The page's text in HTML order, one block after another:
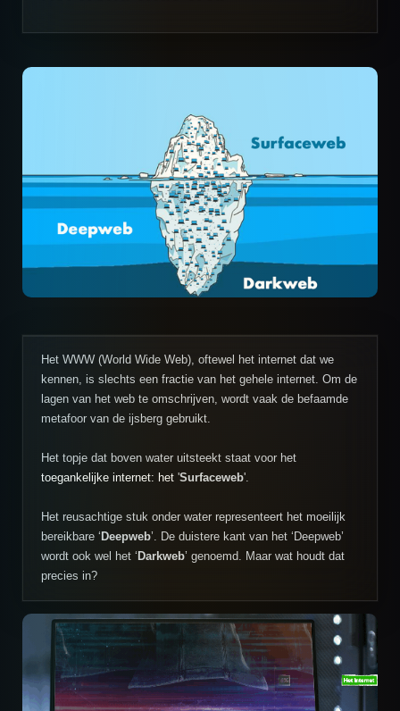
Het WWW (World Wide Web), oftewel het internet dat we
kennen, is slechts een fractie van het gehele internet. Om de
lagen van het web te omschrijven, wordt vaak de befaamde
metafoor van de ijsberg gebruikt.
Het topje dat boven water uitsteekt staat voor het
toegankelijke internet: het 'Surfaceweb'.
Het reusachtige stuk onder water representeert het moeilijk
bereikbare ‘ Deepweb’. De duistere kant van het ‘Deepweb’
wordt ook wel het ‘ Darkweb’ genoemd. Maar wat houdt dat
precies in?